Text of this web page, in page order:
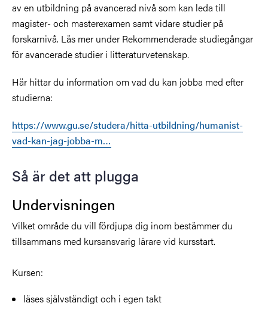
av en utbildning på avancerad nivå som kan leda till
magister- och masterexamen samt vidare studier på
forskarnivå. Läs mer under Rekommenderade studiegångar
för avancerade studier i litteraturvetenskap.
Här hittar du information om vad du kan jobba med efter
studierna:
https://www.gu.se/studera/hitta-utbildning/humanist-
vad-kan-jag-jobba-m…
Så är det att plugga
Undervisningen
Vilket område du vill fördjupa dig inom bestämmer du
tillsammans med kursansvarig lärare vid kursstart.
Kursen:
läses självständigt och i egen takt